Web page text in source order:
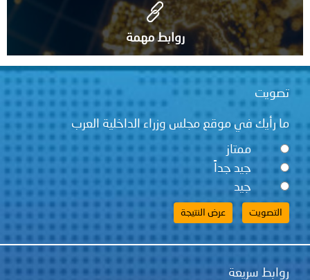
روابط مهمة
تصويت
ما رأيك في موقع مجلس وزراء الداخلية العرب
ممتاز
جيد جداً
جيد
روابط سريعة